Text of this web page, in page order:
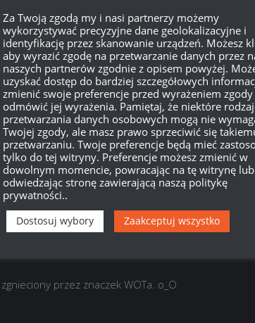
[+]
się, w jaki sposób przetwarzane są dane
przez znaczek WOTa. o_O
Za Twoją zgodą my i nasi partnerzy możemy
wykorzystywać precyzyjne dane geolokalizacyjne i
identyfikację przez skanowanie urządzeń. Możesz
aby wyrazić zgodę na przetwarzanie danych przez
naszych partnerów zgodnie z opisem powyżej.
uzyskać dostęp do bardziej szczegółowych
zmienić swoje preferencje przed wyrażeniem
odmówić jej wyrażenia. Pamiętaj, że niektóre
przetwarzania danych osobowych mogą nie
Twojej zgody, ale masz prawo sprzeciwić się
przetwarzaniu. Twoje preferencje będą mieć
tylko do tej witryny. Preferencje możesz zmienić w
dowolnym momencie, powracając na tę witrynę lub
odwiedzając stronę zawierającą naszą politykę
prywatności..
Dostosuj wybory Zaakceptuj wszystko